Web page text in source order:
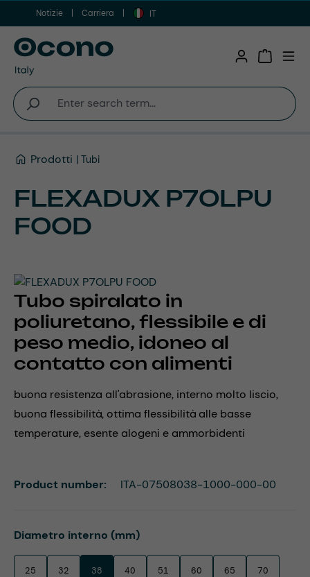
Vai al contenuto principale
Notizie Carriera IT
Prodotti Tubi
FLEXADUX P7OLPU
FOOD
Tubo spiralato in
poliuretano, flessibile e di
peso medio, idoneo al
contatto con alimenti
buona resistenza all'abrasione, interno molto liscio,
buona flessibilità, ottima flessibilità alle basse
temperature, esente alogeni e ammorbidenti
Select
Diametro interno (mm)
25 32 38 40 51 60 65 70
Product number: ITA-07508038-1000-000-00